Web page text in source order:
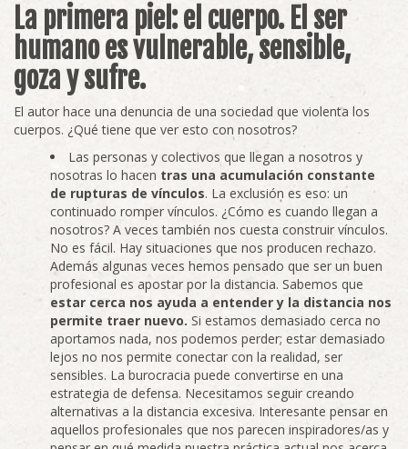
La primera piel: el cuerpo. El ser
humano es vulnerable, sensible,
goza y sufre.
El autor hace una denuncia de una sociedad que violenta los
cuerpos. ¿Qué tiene que ver esto con nosotros?
Las personas y colectivos que llegan a nosotros y
nosotras lo hacen tras una acumulación constante
de rupturas de vínculos. La exclusión es eso: un
continuado romper vínculos. ¿Cómo es cuando llegan a
nosotros? A veces también nos cuesta construir vínculos.
No es fácil. Hay situaciones que nos producen rechazo.
Además algunas veces hemos pensado que ser un buen
profesional es apostar por la distancia. Sabemos que
estar cerca nos ayuda a entender y la distancia nos
permite traer nuevo. Si estamos demasiado cerca no
aportamos nada, nos podemos perder; estar demasiado
lejos no nos permite conectar con la realidad, ser
sensibles. La burocracia puede convertirse en una
estrategia de defensa. Necesitamos seguir creando
alternativas a la distancia excesiva. Interesante pensar en
aquellos profesionales que nos parecen inspiradores/as y